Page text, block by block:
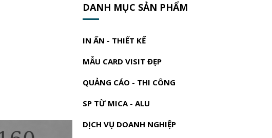
DANH MỤC SẢN PHẨM
IN ẤN - THIẾT KẾ
MẪU CARD VISIT ĐẸP
QUẢNG CÁO - THI CÔNG
SP TỪ MICA - ALU
DỊCH VỤ DOANH NGHIỆP